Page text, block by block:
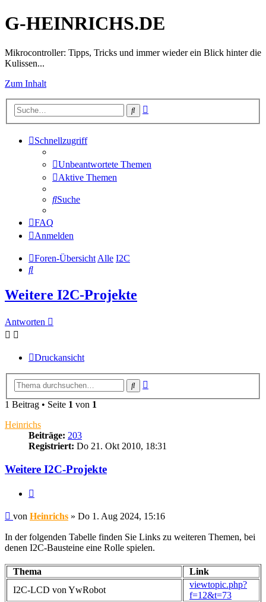
G-HEINRICHS.DE
Mikrocontroller: Tipps, Tricks und immer wieder ein Blick hinter die
Kulissen...
Zum Inhalt
Suche
Schnellzugriff
Unbeantwortete Themen
Aktive Themen
Suche
FAQ
Anmelden
Foren-ÜbersichtAlle I2C
Suche
Weitere I2C-Projekte
Antworten
Druckansicht
Suche
1 Beitrag • Seite 1 von 1
Heinrichs
Beiträge: 203
Registriert: Do 21. Okt 2010, 18:31
Weitere I2C-Projekte
Beitrag
von Heinrichs » Do 1. Aug 2024, 15:16
In der folgenden Tabelle finden Sie Links zu weiteren Themen, bei
denen I2C-Bausteine eine Rolle spielen.
Thema
Link
I2C-LCD von YwRobot
viewtopic.php?
f=12&t=73